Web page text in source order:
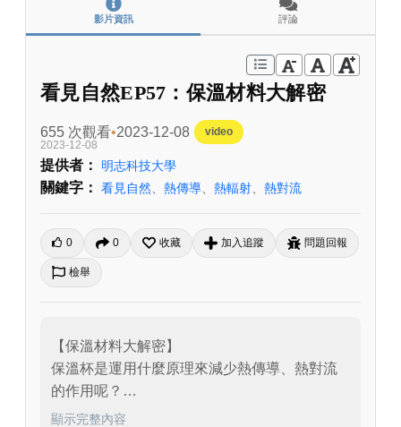
影片資訊 評論
看見自然EP57：保溫材料大解密
655 次觀看 2023-12-08
video
2023-12-08
提供者： 明志科技大學
關鍵字： 看見自然 熱傳導 熱輻射 熱對流
0 0 收藏 加入追蹤 問題回報
檢舉
【保溫材料大解密】
保溫杯是運用什麼原理來減少熱傳導、熱對流
的作用呢？
想一想，生活中有哪些物質也是絕佳的保溫材
顯示完整內容